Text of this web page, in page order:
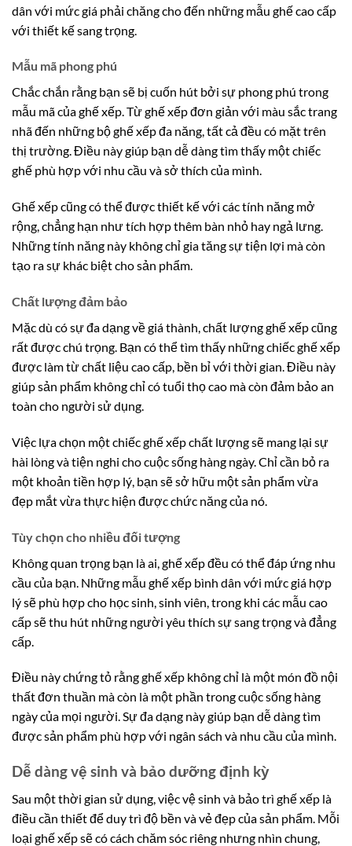
dân với mức giá phải chăng cho đến những mẫu ghế cao cấp
với thiết kế sang trọng.
Mẫu mã phong phú
Chắc chắn rằng bạn sẽ bị cuốn hút bởi sự phong phú trong
mẫu mã của ghế xếp. Từ ghế xếp đơn giản với màu sắc trang
nhã đến những bộ ghế xếp đa năng, tất cả đều có mặt trên
thị trường. Điều này giúp bạn dễ dàng tìm thấy một chiếc
ghế phù hợp với nhu cầu và sở thích của mình.
Ghế xếp cũng có thể được thiết kế với các tính năng mở
rộng, chẳng hạn như tích hợp thêm bàn nhỏ hay ngả lưng.
Những tính năng này không chỉ gia tăng sự tiện lợi mà còn
tạo ra sự khác biệt cho sản phẩm.
Chất lượng đảm bảo
Mặc dù có sự đa dạng về giá thành, chất lượng ghế xếp cũng
rất được chú trọng. Bạn có thể tìm thấy những chiếc ghế xếp
được làm từ chất liệu cao cấp, bền bỉ với thời gian. Điều này
giúp sản phẩm không chỉ có tuổi thọ cao mà còn đảm bảo an
toàn cho người sử dụng.
Việc lựa chọn một chiếc ghế xếp chất lượng sẽ mang lại sự
hài lòng và tiện nghi cho cuộc sống hàng ngày. Chỉ cần bỏ ra
một khoản tiền hợp lý, bạn sẽ sở hữu một sản phẩm vừa
đẹp mắt vừa thực hiện được chức năng của nó.
Tùy chọn cho nhiều đối tượng
Không quan trọng bạn là ai, ghế xếp đều có thể đáp ứng nhu
cầu của bạn. Những mẫu ghế xếp bình dân với mức giá hợp
lý sẽ phù hợp cho học sinh, sinh viên, trong khi các mẫu cao
cấp sẽ thu hút những người yêu thích sự sang trọng và đẳng
cấp.
Điều này chứng tỏ rằng ghế xếp không chỉ là một món đồ nội
thất đơn thuần mà còn là một phần trong cuộc sống hàng
ngày của mọi người. Sự đa dạng này giúp bạn dễ dàng tìm
được sản phẩm phù hợp với ngân sách và nhu cầu của mình.
Dễ dàng vệ sinh và bảo dưỡng định kỳ
Sau một thời gian sử dụng, việc vệ sinh và bảo trì ghế xếp là
điều cần thiết để duy trì độ bền và vẻ đẹp của sản phẩm. Mỗi
loại ghế xếp sẽ có cách chăm sóc riêng nhưng nhìn chung,